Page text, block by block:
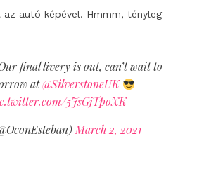
autó képével. Hmmm, tényleg
final livery is out, can’t wait to
at@SilverstoneUK
5JsGjTpoXK
March 2, 2021